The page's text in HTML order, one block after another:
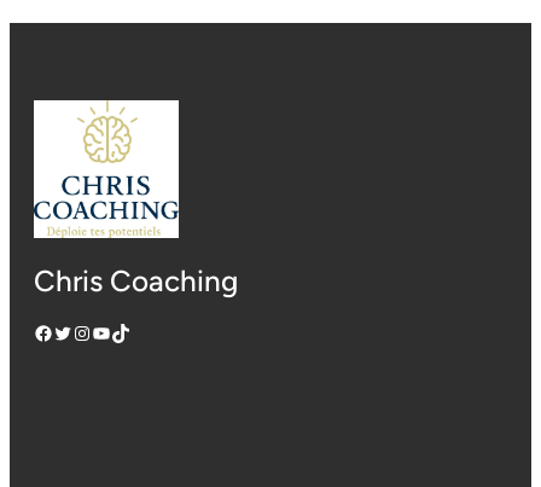
Chris Coaching
Facebook Twitter InstagramYouTube TikTok